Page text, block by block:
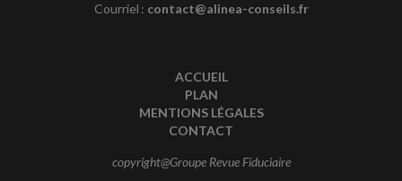
Courriel : contact@alinea-conseils.fr
ACCUEIL
PLAN
MENTIONS LÉGALES
CONTACT
copyright@Groupe Revue Fiduciaire